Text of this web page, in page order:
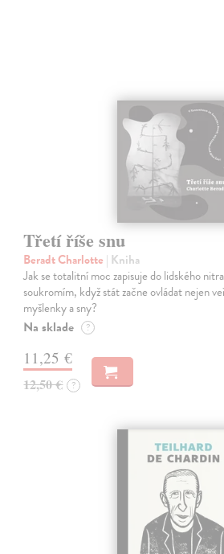
Třetí říše snu
Beradt Charlotte | Kniha
Jak se totalitní moc zapisuje do lidského
soukromím, když stát začne ovládat nejen
myšlenky a sny?
Na sklade ?
11,25 €
12,50 € ?